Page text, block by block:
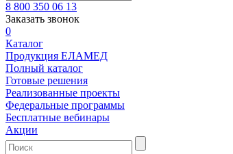
8 800 350 06 13
Заказать звонок
0
Каталог
Продукция ЕЛАМЕД
Полный каталог
Готовые решения
Реализованные проекты
Федеральные программы
Бесплатные вебинары
Акции